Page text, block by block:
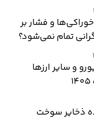
خوراکی‌ها و فشار بر
تمام نمی‌شود؟
و سایر ارزها
ذخایر سوخت